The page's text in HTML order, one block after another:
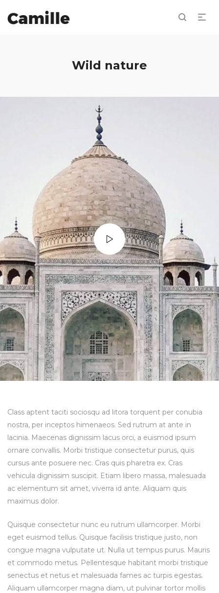
Wild nature
Class aptent taciti sociosqu ad litora torquent per conubia
nostra, per inceptos himenaeos. Sed rutrum at ante in
lacinia. Maecenas dignissim lacus orci, a euismod ipsum
ornare convallis. Morbi tristique consectetur purus, quis
cursus ante posuere nec. Cras quis pharetra ex. Cras
vehicula dignissim suscipit. Etiam libero massa, malesuada
ac elementum sit amet, viverra id ante. Aliquam quis
maximus dolor.
Quisque consectetur nunc eu rutrum ullamcorper. Morbi
eget euismod tellus. Quisque facilisis tristique justo, non
congue magna vulputate ut. Nulla ut tempus purus. Mauris
et commodo metus. Pellentesque habitant morbi tristique
senectus et netus et malesuada fames ac turpis egestas.
Aliquam ullamcorper magna diam, ut pulvinar tortor mollis